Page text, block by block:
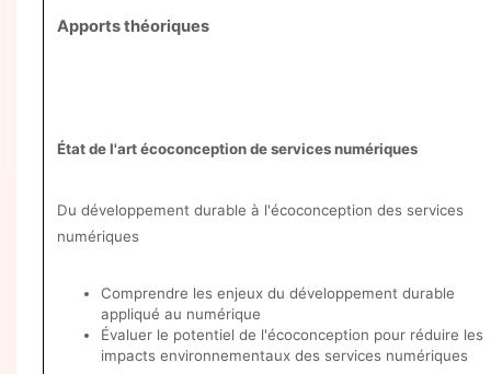
Apports théoriques
État de l'art écoconception de services numériques
Du développement durable à l'écoconception des services
numériques
Comprendre les enjeux du développement durable
appliqué au numérique
Évaluer le potentiel de l'écoconception pour réduire les
impacts environnementaux des services numériques